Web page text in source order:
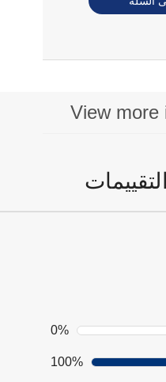
View more
0%
100%